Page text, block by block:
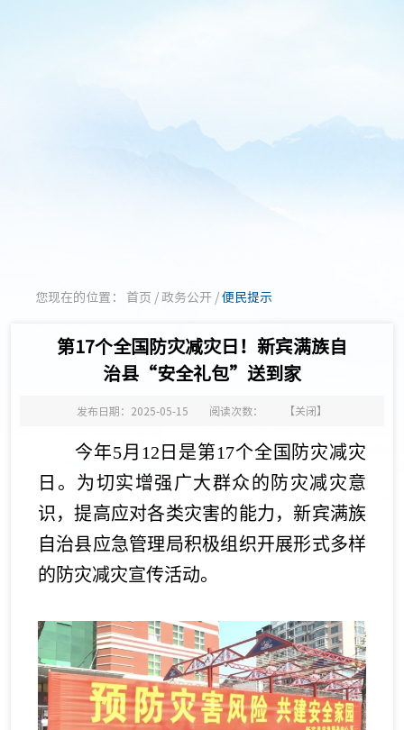
您现在的位置： 首页 /政务公开 /便民提示
第17个全国防灾减灾日！新宾满族自
治县“安全礼包”送到家
发布日期：2025-05-15 阅读次数： 【关闭】
今年5月12日是第17个全国防灾减灾
日。为切实增强广大群众的防灾减灾意
识，提高应对各类灾害的能力，新宾满族
自治县应急管理局积极组织开展形式多样
的防灾减灾宣传活动。